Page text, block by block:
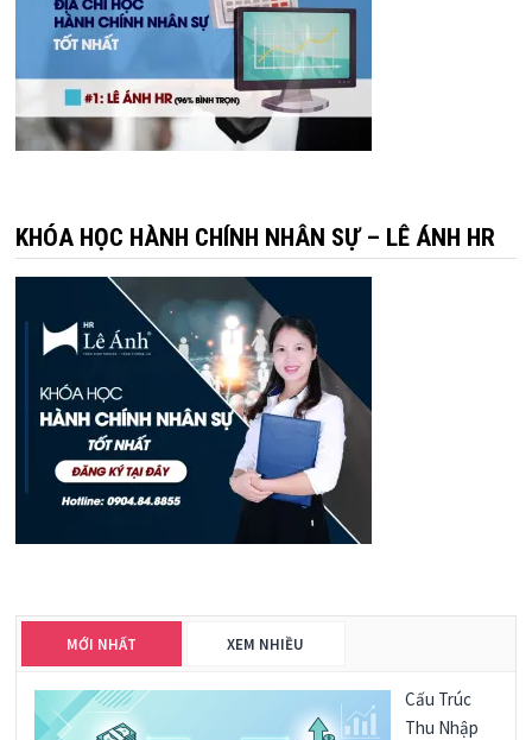
KHÓA HỌC HÀNH CHÍNH NHÂN SỰ – LÊ ÁNH HR
MỚI NHẤT XEM NHIỀU
Cấu Trúc
Thu Nhập